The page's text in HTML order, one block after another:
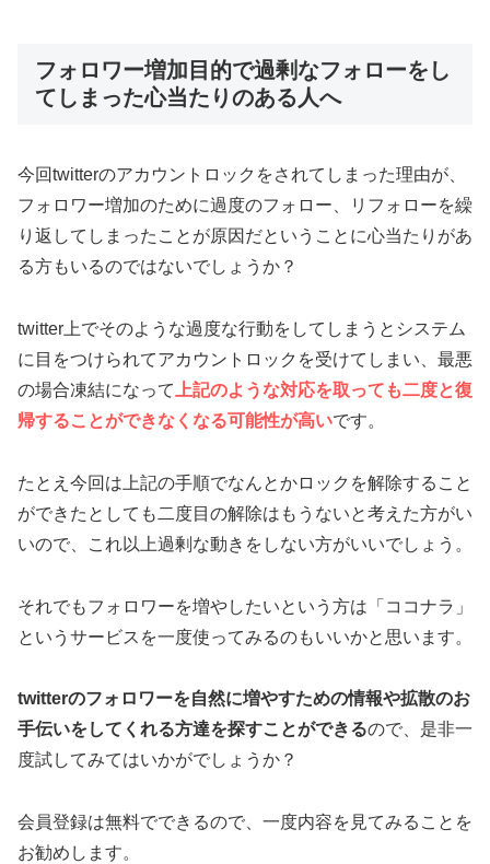
フォロワー増加目的で過剰なフォローをし
てしまった心当たりのある人へ
今回twitterのアカウントロックをされてしまった理由が、
フォロワー増加のために過度のフォロー、リフォローを繰
り返してしまったことが原因だということに心当たりがあ
る方もいるのではないでしょうか？
twitter上でそのような過度な行動をしてしまうとシステム
に目をつけられてアカウントロックを受けてしまい、最悪
の場合凍結になって
上記のような対応を取っても二度と復
帰することができなくなる可能性が高いです。
たとえ今回は上記の手順でなんとかロックを解除すること
ができたとしても二度目の解除はもうないと考えた方がい
いので、これ以上過剰な動きをしない方がいいでしょう。
それでもフォロワーを増やしたいという方は「ココナラ」
というサービスを一度使ってみるのもいいかと思います。
twitterのフォロワーを自然に増やすための情報や拡散のお
手伝いをしてくれる方達を探すことができるので、是非一
度試してみてはいかがでしょうか？
会員登録は無料でできるので、一度内容を見てみることを
お勧めします。